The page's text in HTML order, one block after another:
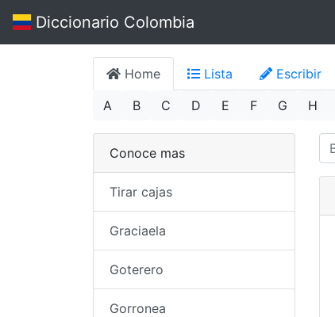
Diccionario Colombia
Home Lista Escribir
A
B C D E F G H
Conoce mas
Tirar cajas
Graciaela
Goterero
Gorronea